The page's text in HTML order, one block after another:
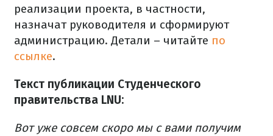
реализации проекта, в частности,
назначат руководителя и сформируют
администрацию. Детали – читайте по
ссылке.
Текст публикации Студенческого
правительства LNU:
Вот уже совсем скоро мы с вами получим